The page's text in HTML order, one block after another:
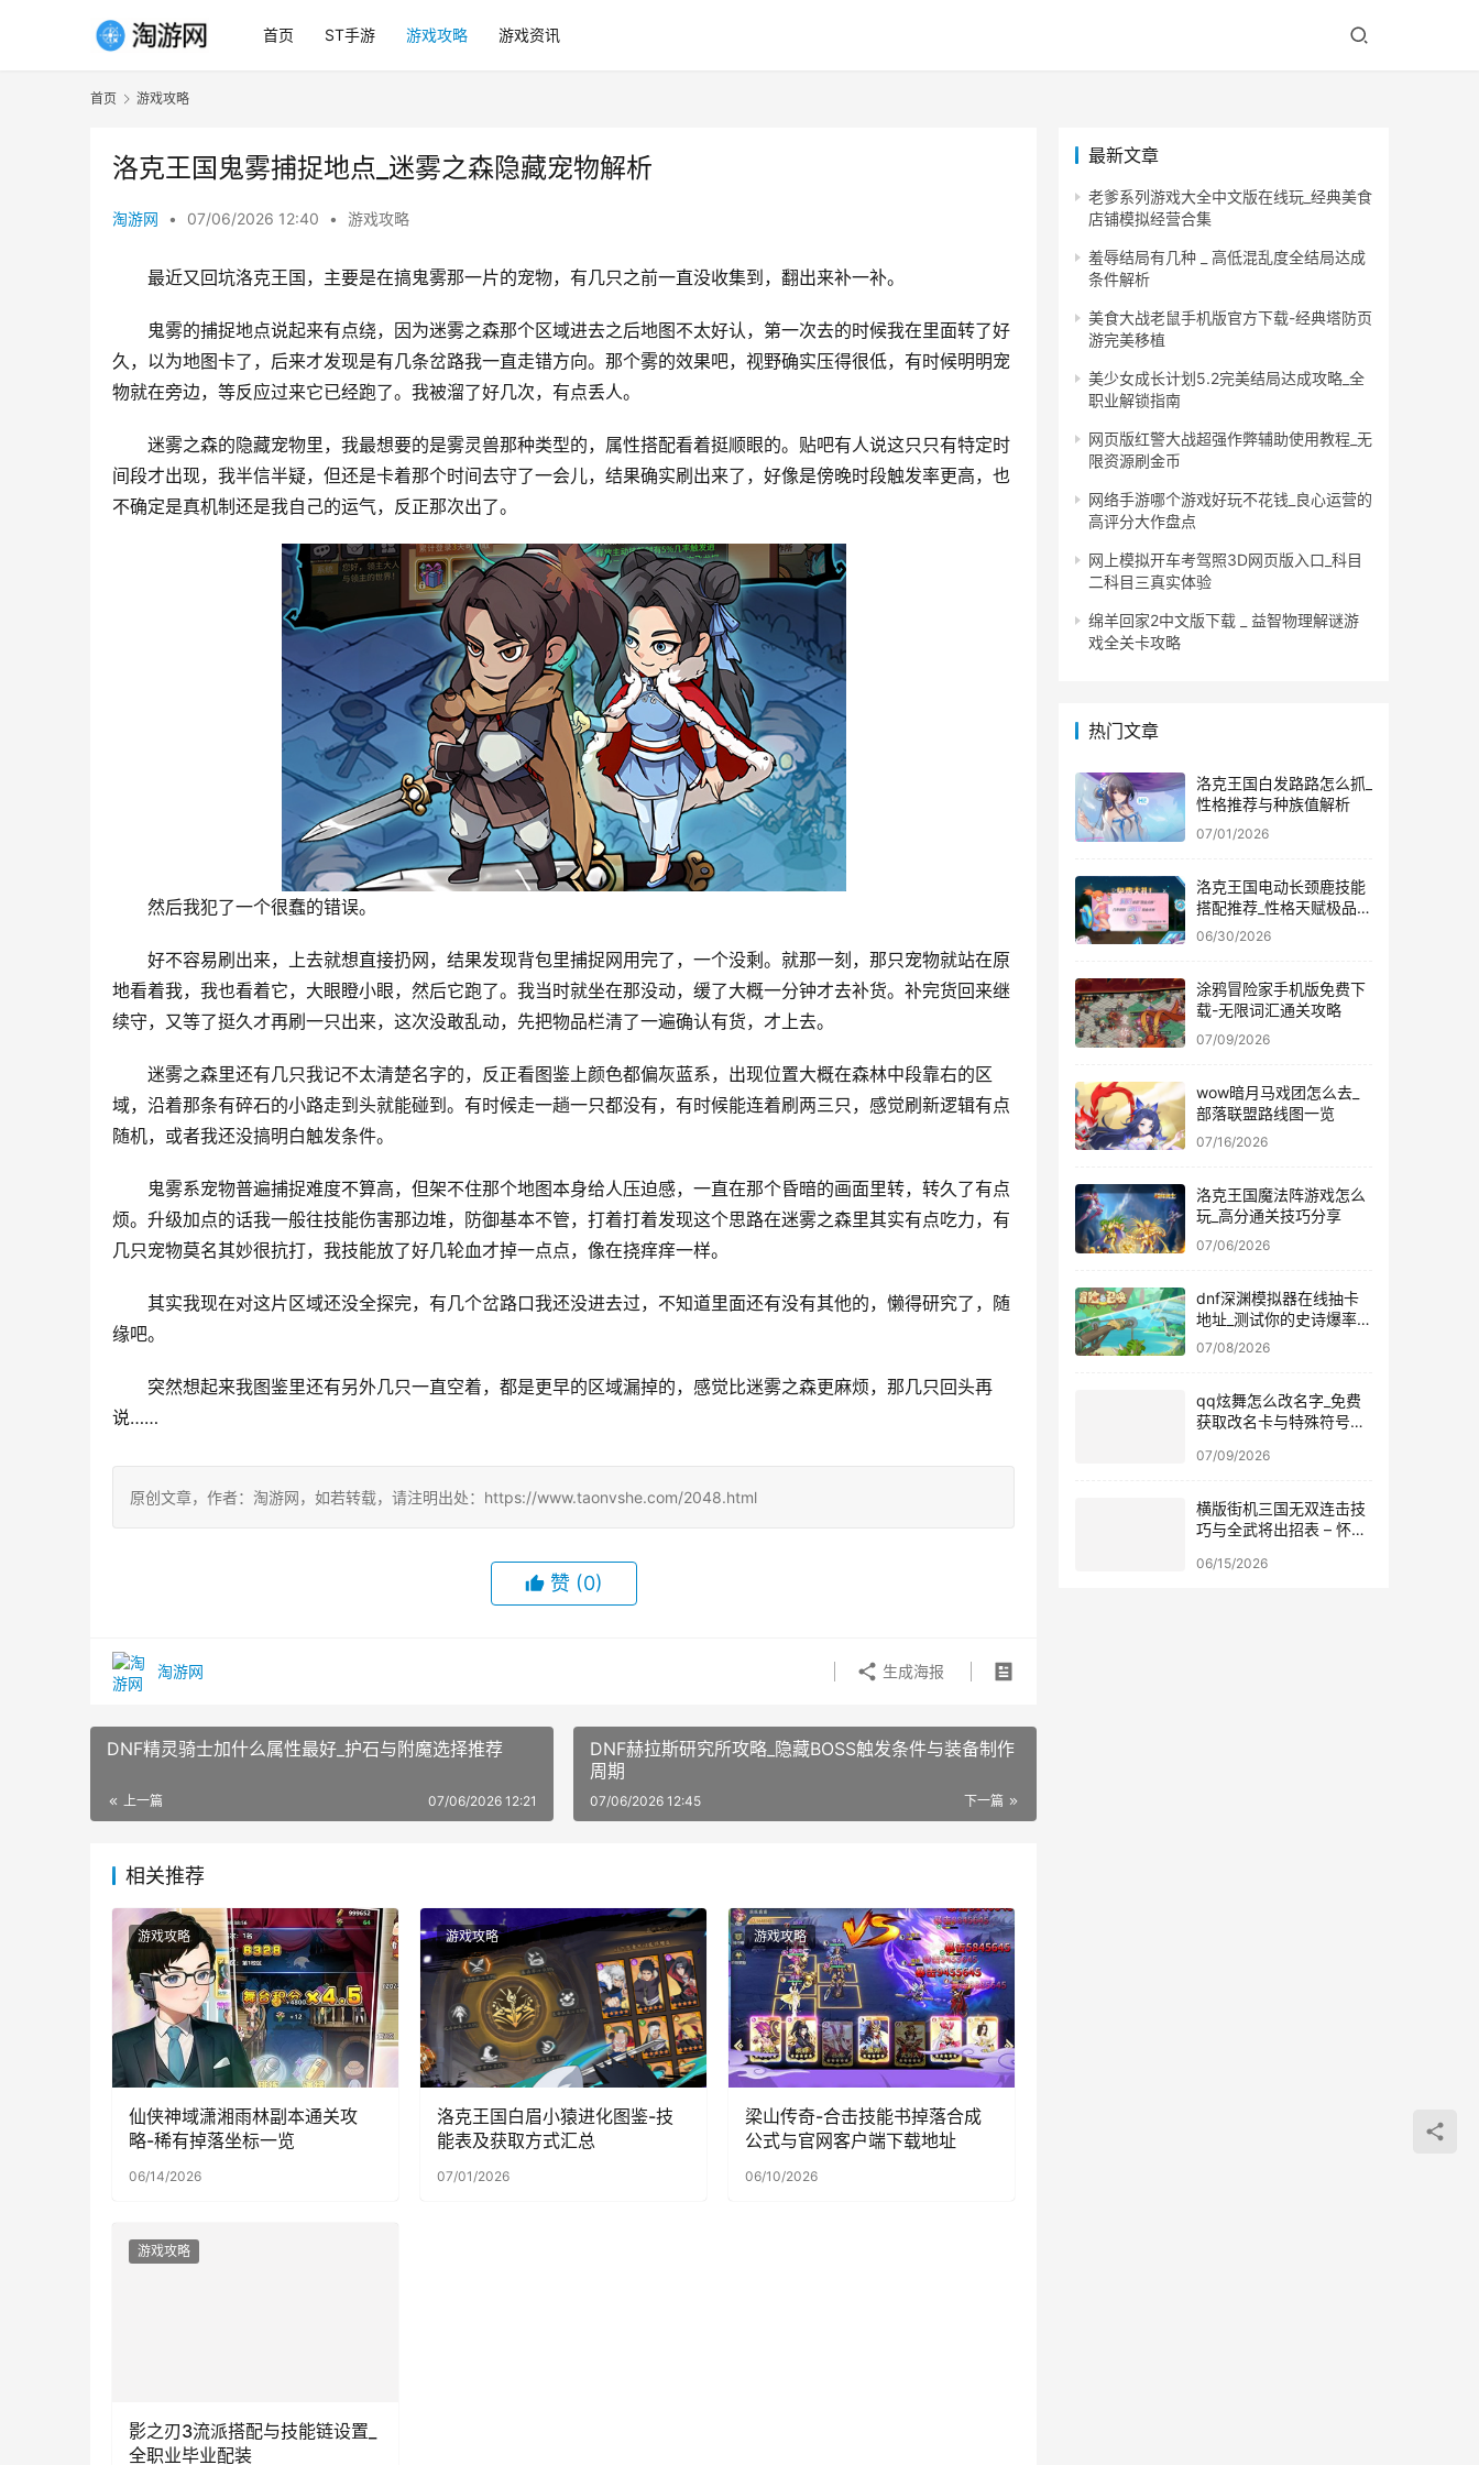
首页 ST手游 游戏攻略 游戏资讯
首页 游戏攻略
洛克王国鬼雾捕捉地点_迷雾之森隐藏宠物解析
淘游网 • 07/06/2026 12:40 • 游戏攻略
最近又回坑洛克王国，主要是在搞鬼雾那一片的宠物，有几只之前一直没收集到，翻出来补一补。
鬼雾的捕捉地点说起来有点绕，因为迷雾之森那个区域进去之后地图不太好认，第一次去的时候我在里面转了好
久，以为地图卡了，后来才发现是有几条岔路我一直走错方向。那个雾的效果吧，视野确实压得很低，有时候明明宠
物就在旁边，等反应过来它已经跑了。我被溜了好几次，有点丢人。
迷雾之森的隐藏宠物里，我最想要的是雾灵兽那种类型的，属性搭配看着挺顺眼的。贴吧有人说这只只有特定时
间段才出现，我半信半疑，但还是卡着那个时间去守了一会儿，结果确实刷出来了，好像是傍晚时段触发率更高，也
不确定是真机制还是我自己的运气，反正那次出了。
然后我犯了一个很蠢的错误。
好不容易刷出来，上去就想直接扔网，结果发现背包里捕捉网用完了，一个没剩。就那一刻，那只宠物就站在原
地看着我，我也看着它，大眼瞪小眼，然后它跑了。我当时就坐在那没动，缓了大概一分钟才去补货。补完货回来继
续守，又等了挺久才再刷一只出来，这次没敢乱动，先把物品栏清了一遍确认有货，才上去。
迷雾之森里还有几只我记不太清楚名字的，反正看图鉴上颜色都偏灰蓝系，出现位置大概在森林中段靠右的区
域，沿着那条有碎石的小路走到头就能碰到。有时候走一趟一只都没有，有时候能连着刷两三只，感觉刷新逻辑有点
随机，或者我还没搞明白触发条件。
鬼雾系宠物普遍捕捉难度不算高，但架不住那个地图本身给人压迫感，一直在那个昏暗的画面里转，转久了有点
烦。升级加点的话我一般往技能伤害那边堆，防御基本不管，打着打着发现这个思路在迷雾之森里其实有点吃力，有
几只宠物莫名其妙很抗打，我技能放了好几轮血才掉一点点，像在挠痒痒一样。
其实我现在对这片区域还没全探完，有几个岔路口我还没进去过，不知道里面还有没有其他的，懒得研究了，随
缘吧。
突然想起来我图鉴里还有另外几只一直空着，都是更早的区域漏掉的，感觉比迷雾之森更麻烦，那几只回头再
说……
原创文章，作者：淘游网，如若转载，请注明出处：https://www.taonvshe.com/2048.html
赞 (0)
淘游网 生成海报
DNF精灵骑士加什么属性最好_护石与附魔选择推荐
上一篇 07/06/2026 12:21
DNF赫拉斯研究所攻略_隐藏BOSS触发条件与装备制作
周期
下一篇
07/06/2026 12:45
相关推荐
游戏攻略
仙侠神域潇湘雨林副本通关攻
略-稀有掉落坐标一览
06/14/2026
游戏攻略
洛克王国白眉小猿进化图鉴-技
能表及获取方式汇总
07/01/2026
游戏攻略
梁山传奇-合击技能书掉落合成
公式与官网客户端下载地址
06/10/2026
游戏攻略
影之刃3流派搭配与技能链设置_
全职业毕业配装
最新文章
老爹系列游戏大全中文版在线玩_经典美食
店铺模拟经营合集
羞辱结局有几种 _ 高低混乱度全结局达成
条件解析
美食大战老鼠手机版官方下载-经典塔防页
游完美移植
美少女成长计划5.2完美结局达成攻略_全
职业解锁指南
网页版红警大战超强作弊辅助使用教程_无
限资源刷金币
网络手游哪个游戏好玩不花钱_良心运营的
高评分大作盘点
网上模拟开车考驾照3D网页版入口_科目
二科目三真实体验
绵羊回家2中文版下载 _ 益智物理解谜游
戏全关卡攻略
热门文章
洛克王国白发路路怎么抓_
性格推荐与种族值解析
07/01/2026
洛克王国电动长颈鹿技能
搭配推荐_性格天赋极品解
析
06/30/2026
涂鸦冒险家手机版免费下
载-无限词汇通关攻略
07/09/2026
wow暗月马戏团怎么去_
部落联盟路线图一览
07/16/2026
洛克王国魔法阵游戏怎么
玩_高分通关技巧分享
07/06/2026
dnf深渊模拟器在线抽卡
地址_测试你的史诗爆率欧
非
07/08/2026
qq炫舞怎么改名字_免费
获取改名卡与特殊符号输
07/09/2026
横版街机三国无双连击技
巧与全武将出招表 – 怀旧
06/15/2026